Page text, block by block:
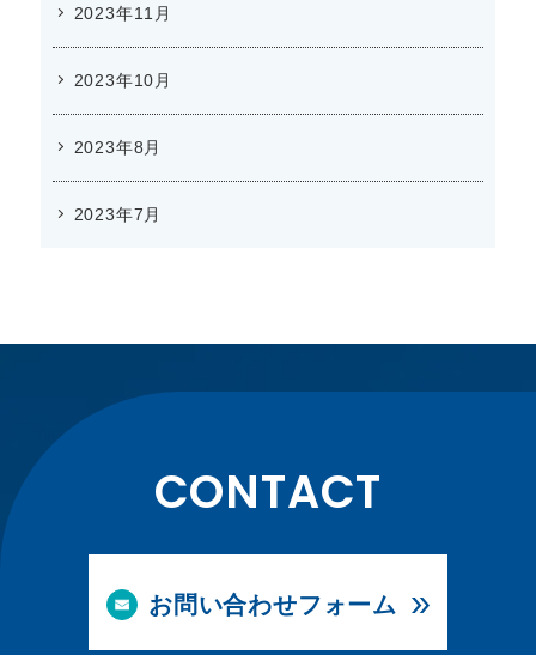
2023年11月
2023年10月
2023年8月
2023年7月
CONTACT
お問い合わせフォーム